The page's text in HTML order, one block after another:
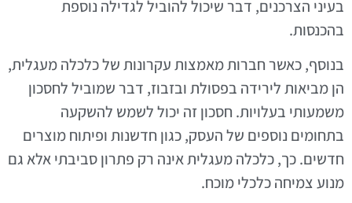
בעיני הצרכנים, דבר שיכול להוביל לגדילה נוספת
בהכנסות.
בנוסף, כאשר חברות מאמצות עקרונות של כלכלה מעגלית,
הן מביאות לירידה בפסולת ובזבוז, דבר שמוביל לחסכון
משמעותי בעלויות. חסכון זה יכול לשמש להשקעה
בתחומים נוספים של העסק, כגון חדשנות ופיתוח מוצרים
חדשים. כך, כלכלה מעגלית אינה רק פתרון סביבתי אלא גם
מנוע צמיחה כלכלי מוכח.